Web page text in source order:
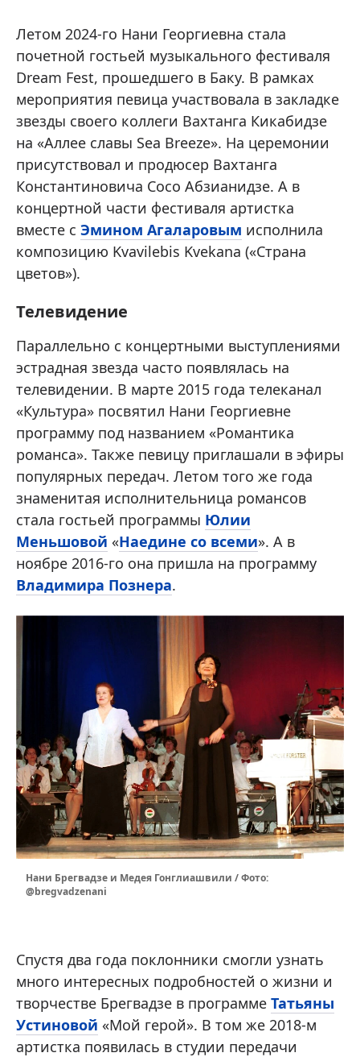
Летом 2024-го Нани Георгиевна стала
почетной гостьей музыкального фестиваля
Dream Fest, прошедшего в Баку. В рамках
мероприятия певица участвовала в закладке
звезды своего коллеги Вахтанга Кикабидзе
на «Аллее славы Sea Breeze». На церемонии
присутствовал и продюсер Вахтанга
Константиновича Сосо Абзианидзе. А в
концертной части фестиваля артистка
вместе с Эмином Агаларовым исполнила
композицию Kvavilebis Kvekana («Страна
цветов»).
Телевидение
Параллельно с концертными выступлениями
эстрадная звезда часто появлялась на
телевидении. В марте 2015 года телеканал
«Культура» посвятил Нани Георгиевне
программу под названием «Романтика
романса». Также певицу приглашали в эфиры
популярных передач. Летом того же года
знаменитая исполнительница романсов
стала гостьей программы Юлии
Меньшовой «Наедине со всеми». А в
ноябре 2016-го она пришла на программу
Владимира Познера.
Нани Брегвадзе и Медея Гонглиашвили / Фото:
@bregvadzenani
Спустя два года поклонники смогли узнать
много интересных подробностей о жизни и
творчестве Брегвадзе в программе Татьяны
Устиновой «Мой герой». В том же 2018-м
артистка появилась в студии передачи